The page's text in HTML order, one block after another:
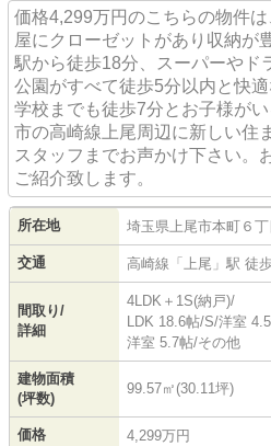
価格4,299万円のこちらの物件
屋にクローゼットがあり収納が
駅から徒歩18分、スーパーやド
公園がすべて徒歩5分以内と快
学校までも徒歩7分とお子様が
市の高崎線上尾周辺に新しい住
スタッフまでお声かけ下さい。
ご紹介致します。
所在地 埼玉県 上尾市本町 ６
交通 高崎線 「 上尾 」駅 徒
間取り/
詳細
4LDK＋1S(納戸)/
LDK 18.6帖/S/洋室
洋室 5.7帖/その他
建物面積
(坪数)
99.57㎡(30.11坪)
価格 4,299万円